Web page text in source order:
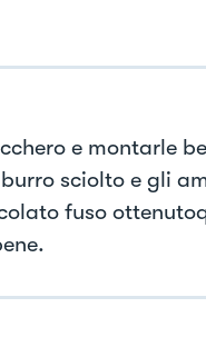
e montarle
sciolto e gli
fuso